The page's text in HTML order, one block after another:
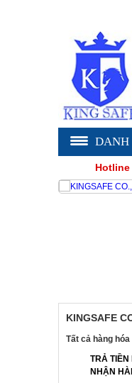
DANH
Hotline
KINGSAFE
Tất cả hàng
TRẢ TIỀN
NHẬN